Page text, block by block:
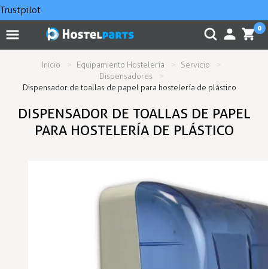
Trustpilot
0
Inicio Equipamiento Hostelería
Servicio
Dispensadores
Dispensador de toallas de papel para hostelería de plástico
DISPENSADOR DE TOALLAS DE PAPEL
PARA HOSTELERÍA DE PLÁSTICO